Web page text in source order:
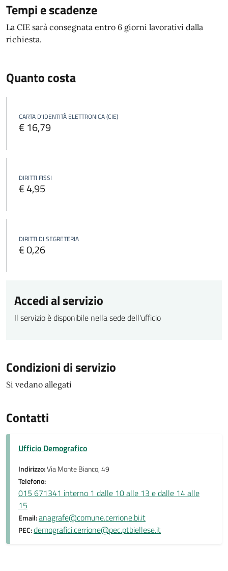
Tempi e scadenze
La CIE sarà consegnata entro 6 giorni lavorativi dalla
richiesta.
Quanto costa
CARTA D'IDENTITÀ ELETTRONICA (CIE)
€ 16,79
DIRITTI FISSI
€ 4,95
DIRITTI DI SEGRETERIA
€ 0,26
Accedi al servizio
Il servizio è disponibile nella sede dell'ufficio
Condizioni di servizio
Si vedano allegati
Contatti
Ufficio Demografico
Indirizzo:Via Monte Bianco, 49
Telefono:
015 671341 interno 1 dalle 10 alle 13 e dalle 14 alle
15
Email:anagrafe@comune.cerrione.bi.it
PEC:demografici.cerrione@pec.ptbiellese.it